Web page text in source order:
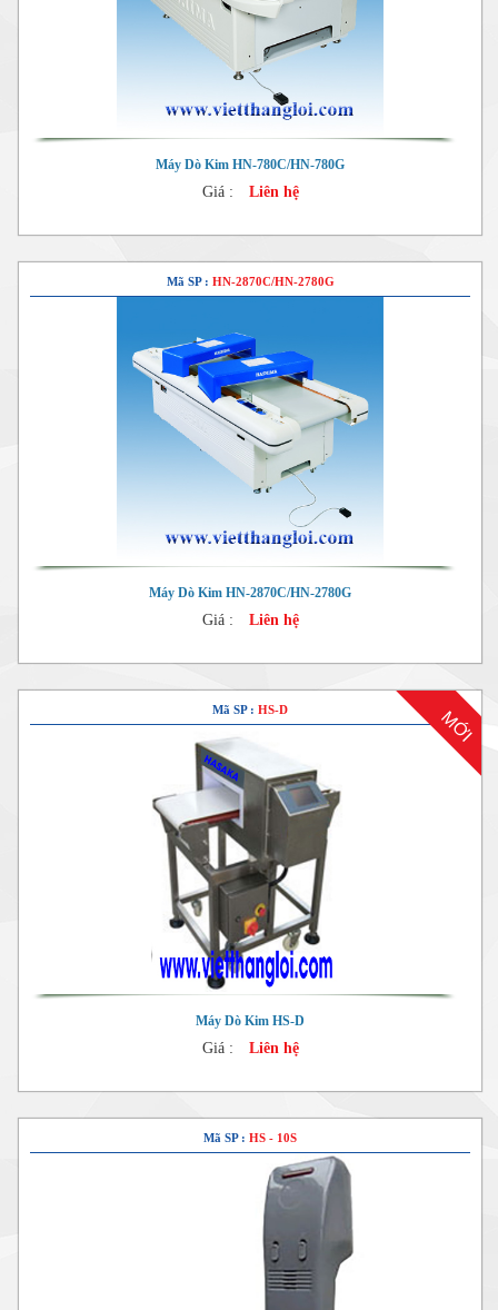
Máy Dò Kim HN-780C/HN-780G
Giá : Liên hệ
Mã SP : HN-2870C/HN-2780G
Máy Dò Kim HN-2870C/HN-2780G
Giá : Liên hệ
Mã SP : HS-D MỚI
Máy Dò Kim HS-D
Giá : Liên hệ
Mã SP : HS - 10S